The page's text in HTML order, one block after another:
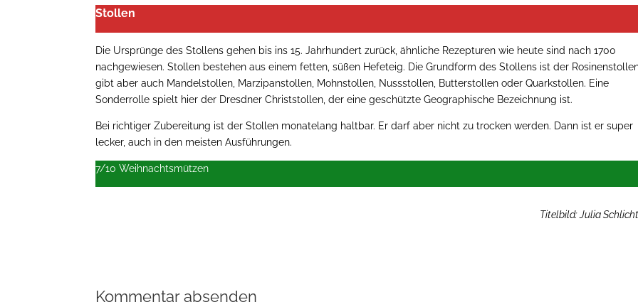
Stollen
Die Ursprünge des Stollens gehen bis ins 15. Jahrhundert zurück, ähnliche Rezepturen wie heute sind nach 1700
nachgewiesen. Stollen bestehen aus einem fetten, süßen Hefeteig. Die Grundform des Stollens ist der
gibt aber auch Mandelstollen, Marzipanstollen, Mohnstollen, Nussstollen, Butterstollen oder Quarkstollen. Eine
Sonderrolle spielt hier der Dresdner Christstollen, der eine geschützte Geographische Bezeichnung ist.
Bei richtiger Zubereitung ist der Stollen monatelang haltbar. Er darf aber nicht zu trocken werden. Dann ist er super
lecker, auch in den meisten Ausführungen.
7/10 Weihnachtsmützen
Titelbild: Julia
Kommentar absenden